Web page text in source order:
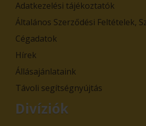
Adatkezelési tájékoztatók
Általános Szerződési Feltételek,
Cégadatok
Hírek
Állásajánlataink
Távoli segítségnyújtás
Divíziók